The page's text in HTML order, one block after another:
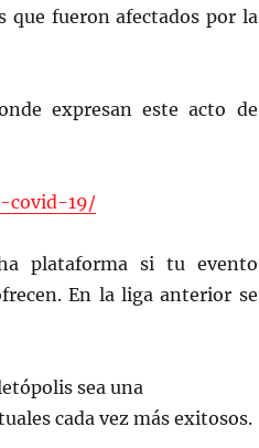
que fueron afectados por la
expresan este acto de
covid-19/
plataforma si tu evento
En la liga anterior se
sea una
cada vez más exitosos.